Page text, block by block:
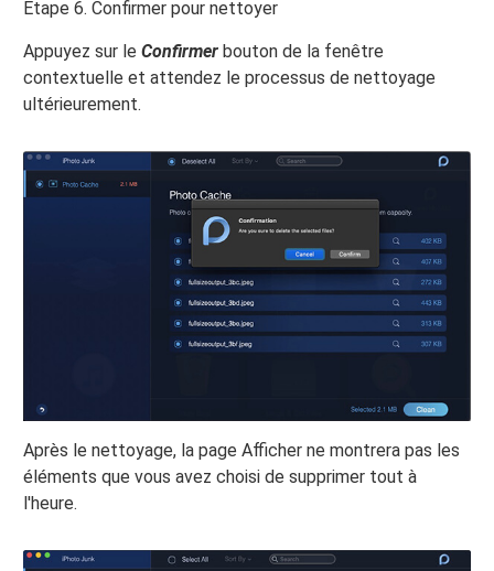
Étape 6. Confirmer pour nettoyer
Appuyez sur leConfirmer bouton de la fenêtre
contextuelle et attendez le processus de nettoyage
ultérieurement.
Après le nettoyage, la page Afficher ne montrera pas les
éléments que vous avez choisi de supprimer tout à
l'heure.